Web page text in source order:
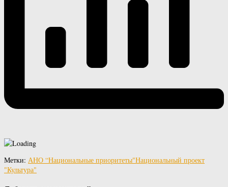
Метки: АНО “Национальные приоритеты"Национальный проект
"Культура"